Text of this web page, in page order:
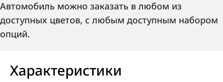
Автомобиль можно заказать в любом из
доступных цветов, с любым доступным набором
опций.
Характеристики